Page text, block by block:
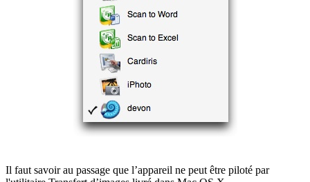
Il faut savoir au passage que l’appareil ne peut être piloté par